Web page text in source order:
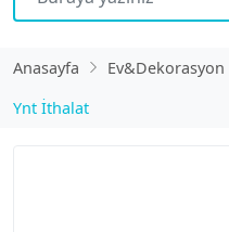
Anasayfa Ev&Dekorasyon
Ynt İthalat